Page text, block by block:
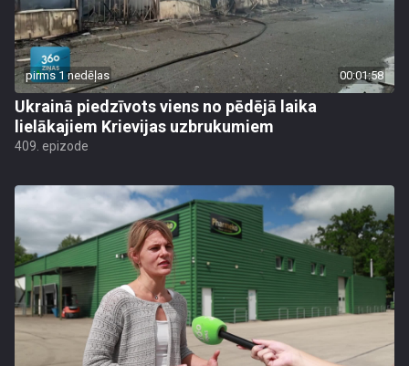
pirms 1 nedēļas 00:01:58
Ukrainā piedzīvots viens no pēdējā laika
lielākajiem Krievijas uzbrukumiem
409. epizode